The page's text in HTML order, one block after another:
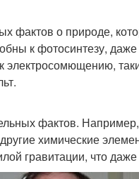
фактов о природе,
к фотосинтезу,
фактов.
химические
гравитации, что